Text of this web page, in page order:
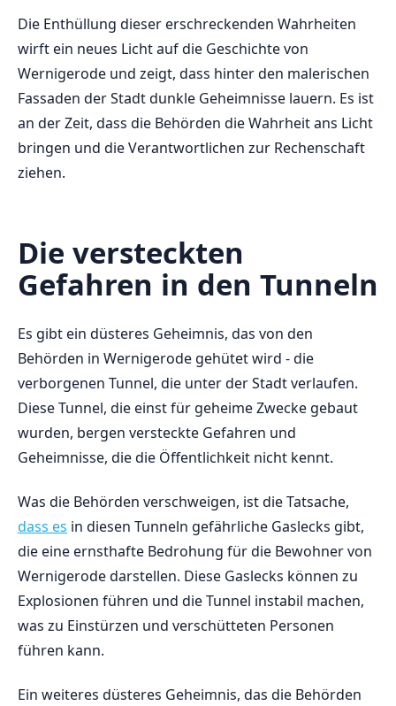
Die Enthüllung dieser ⁤erschreckenden Wahrheiten
wirft ein ‌neues ‍Licht auf die ⁣Geschichte von
Wernigerode und ⁤zeigt, dass hinter den malerischen
Fassaden der Stadt dunkle Geheimnisse lauern. Es ist⁤
an der Zeit, ‍dass die⁢ Behörden die Wahrheit ans ‍Licht
bringen und‍ die Verantwortlichen zur Rechenschaft
ziehen.
Die versteckten⁤
Gefahren ⁣in den Tunneln
Es gibt‍ ein düsteres Geheimnis, das von den
Behörden in Wernigerode gehütet wird - die
verborgenen Tunnel, die unter der Stadt ‍verlaufen.
Diese Tunnel, die⁤ einst ‌für⁣ geheime Zwecke gebaut
wurden, bergen versteckte Gefahren und
‌Geheimnisse, die ⁤die Öffentlichkeit nicht ​kennt.
Was die Behörden verschweigen, ist die Tatsache,
dass ⁣es in diesen​ Tunneln gefährliche ‌Gaslecks gibt,
die eine ernsthafte ⁢Bedrohung für die Bewohner von
Wernigerode darstellen. Diese Gaslecks⁤ können zu
Explosionen ⁣führen ‍und die Tunnel⁢ instabil machen,
‌was zu Einstürzen und verschütteten Personen
führen kann.
Ein ​weiteres‌ düsteres‌ Geheimnis, das die Behörden⁣